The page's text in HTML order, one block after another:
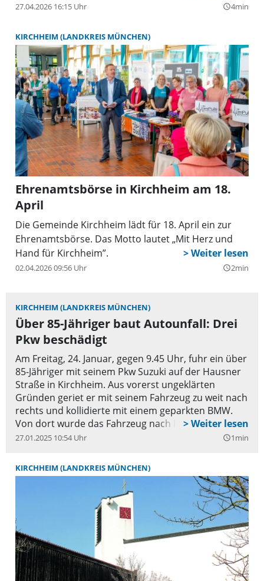
27.04.2026 16:15 Uhr query_builder4min
KIRCHHEIM (LANDKREIS MÜNCHEN)
Ehrenamtsbörse in Kirchheim am 18.
April
Die Gemeinde Kirchheim lädt für 18. April ein zur
Ehrenamtsbörse. Das Motto lautet „Mit Herz und
Hand für Kirchheim”.
02.04.2026 09:56 Uhr query_builder2min
KIRCHHEIM (LANDKREIS MÜNCHEN)
Über 85-Jähriger baut Autounfall: Drei
Pkw beschädigt
Am Freitag, 24. Januar, gegen 9.45 Uhr, fuhr ein über
85-Jähriger mit seinem Pkw Suzuki auf der Hausner
Straße in Kirchheim. Aus vorerst ungeklärten
Gründen geriet er mit seinem Fahrzeug zu weit nach
rechts und kollidierte mit einem geparkten BMW.
Von dort wurde das Fahrzeug nach links abgelenkt,
wo es schließlich einen geparkten Skoda streifte und
Grünstreifen auf den Gehweg fuhr. Anschließend
prallte der Suzuki gegen eine Garagenwand.
27.01.2025 10:54 Uhr query_builder1min
KIRCHHEIM (LANDKREIS MÜNCHEN)